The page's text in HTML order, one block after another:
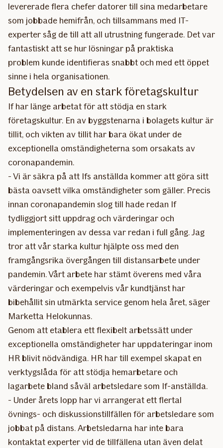
levererade flera chefer datorer till sina medarbetare
som jobbade hemifrån, och tillsammans med IT-
experter såg de till att all utrustning fungerade. Det var
fantastiskt att se hur lösningar på praktiska
problem kunde identifieras snabbt och med ett öppet
sinne i hela organisationen.
Betydelsen av en stark företagskultur
If har länge arbetat för att stödja en stark
företagskultur. En av byggstenarna i bolagets kultur är
tillit, och vikten av tillit har bara ökat under de
exceptionella omständigheterna som orsakats av
coronapandemin.
- Vi är säkra på att Ifs anställda kommer att göra sitt
bästa oavsett vilka omständigheter som gäller. Precis
innan coronapandemin slog till hade redan If
tydliggjort sitt uppdrag och värderingar och
implementeringen av dessa var redan i full gång. Jag
tror att vår starka kultur hjälpte oss med den
framgångsrika övergången till distansarbete under
pandemin. Vårt arbete har stämt överens med våra
värderingar och exempelvis vår kundtjänst har
bibehållit sin utmärkta service genom hela året, säger
Marketta Helokunnas.
Genom att etablera ett flexibelt arbetssätt under
exceptionella omständigheter har uppdateringar inom
HR blivit nödvändiga. HR har till exempel skapat en
verktygslåda för att stödja hemarbetare och
lagarbete bland såväl arbetsledare som If-anställda.
- Under årets lopp har vi arrangerat ett flertal
övnings- och diskussionstillfällen för arbetsledare som
jobbat på distans. Arbetsledarna har inte bara
kontaktat experter vid de tillfällena utan även delat